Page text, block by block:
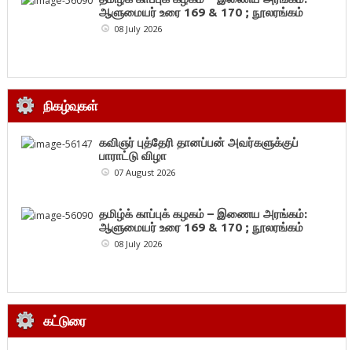
ஆளுமையர் உரை 169 & 170 ; நூலரங்கம்
08 July 2026
நிகழ்வுகள்
கவிஞர் புத்தேரி தானப்பன் அவர்களுக்குப்
பாராட்டு விழா
07 August 2026
தமிழ்க் காப்புக் கழகம் – இணைய அரங்கம்:
ஆளுமையர் உரை 169 & 170 ; நூலரங்கம்
08 July 2026
கட்டுரை